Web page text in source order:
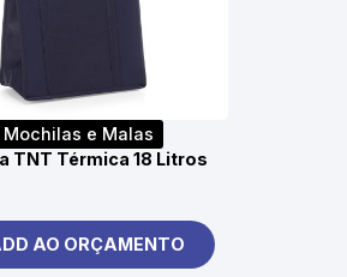
Mochilas e Malas
TNT Térmica 18 Litros
AO ORÇAMENTO